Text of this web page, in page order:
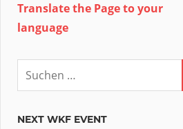
Translate the Page to your
language
NEXT WKF EVENT